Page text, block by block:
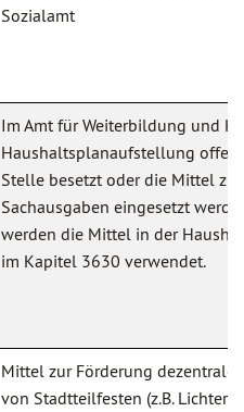
Sozialamt
Im Amt für Weiterbildung und
Haushaltsplanaufstellung
Stelle besetzt oder die Mittel
Sachausgaben eingesetzt
werden die Mittel in der
im Kapitel 3630 verwendet.
Mittel zur Förderung
von Stadtteilfesten (z.B.